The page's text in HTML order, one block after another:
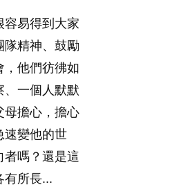
容易得到大家
隊精神、鼓勵
，他們彷彿如
、一個人默默
母擔心，擔心
速變他的世
者嗎？還是這
有所長...
跟相愛的人結
但生了孩子卻
營婚姻，不
不是大家說得
的真相！...
由懷孕開始到
數之不盡的問
以往製作過的
跟你同行～...
始越好，有人
令孩子感到混
專家怎樣說，
叻仔叻
自理井井有
一，還是魚與